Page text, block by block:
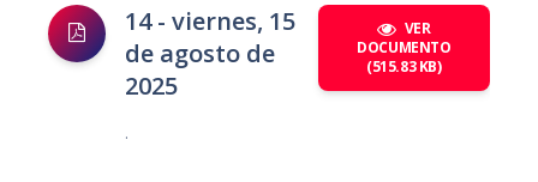
14 - viernes, 15
de agosto de
2025
VER
DOCUMENTO
(515.83 KB)
.